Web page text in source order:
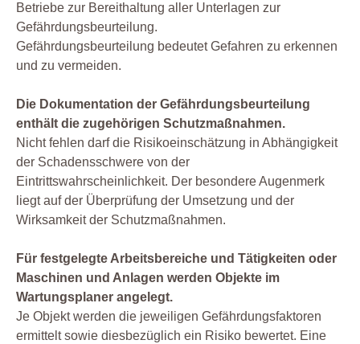
Betriebe zur Bereithaltung aller Unterlagen zur
Gefährdungsbeurteilung.
Gefährdungsbeurteilung bedeutet Gefahren zu erkennen
und zu vermeiden.
Die Dokumentation der Gefährdungsbeurteilung
enthält die zugehörigen Schutzmaßnahmen.
Nicht fehlen darf die Risikoeinschätzung in Abhängigkeit
der Schadensschwere von der
Eintrittswahrscheinlichkeit. Der besondere Augenmerk
liegt auf der Überprüfung der Umsetzung und der
Wirksamkeit der Schutzmaßnahmen.
Für festgelegte Arbeitsbereiche und Tätigkeiten oder
Maschinen und Anlagen werden Objekte im
Wartungsplaner angelegt.
Je Objekt werden die jeweiligen Gefährdungsfaktoren
ermittelt sowie diesbezüglich ein Risiko bewertet. Eine